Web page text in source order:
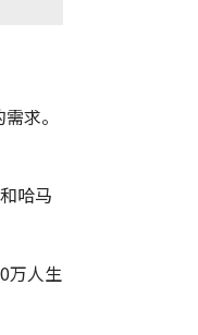
求。
哈马
万人生